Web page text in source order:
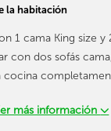
la habitación
1 cama King size y
con dos sofás
más información